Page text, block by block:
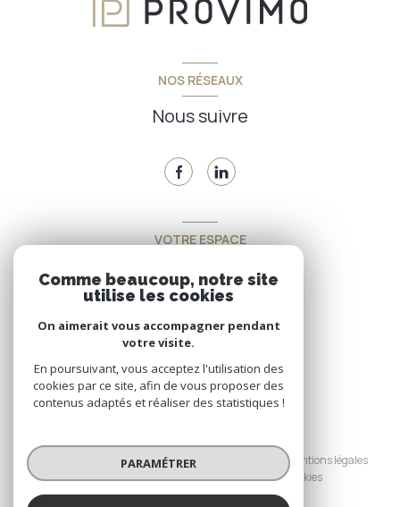
NOS RÉSEAUX
Nous suivre
VOTRE ESPACE
Espace propriétaire
SE CONNECTER
Nos honoraires
Nos partenaires
Mentions légales
Admin
Politique RGPD Cookies
Comme beaucoup, notre site
utilise les cookies
On aimerait vous accompagner pendant
votre visite.
En poursuivant, vous acceptez l'utilisation des
cookies par ce site, afin de vous proposer des
contenus adaptés et réaliser des statistiques !
PARAMÉTRER